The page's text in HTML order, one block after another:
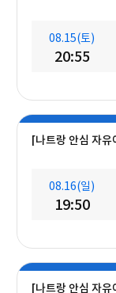
08.15(토)
20:55
08.16(일)
19:50